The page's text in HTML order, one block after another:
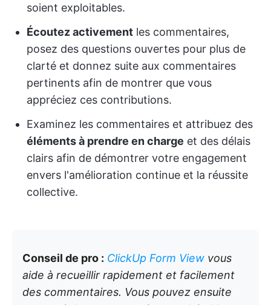
soient exploitables.
Écoutez activement les commentaires,
posez des questions ouvertes pour plus de
clarté et donnez suite aux commentaires
pertinents afin de montrer que vous
appréciez ces contributions.
Examinez les commentaires et attribuez des
éléments à prendre en charge et des délais
clairs afin de démontrer votre engagement
envers l'amélioration continue et la réussite
collective.
Conseil de pro : ClickUp Form View vous
aide à recueillir rapidement et facilement
des commentaires. Vous pouvez ensuite